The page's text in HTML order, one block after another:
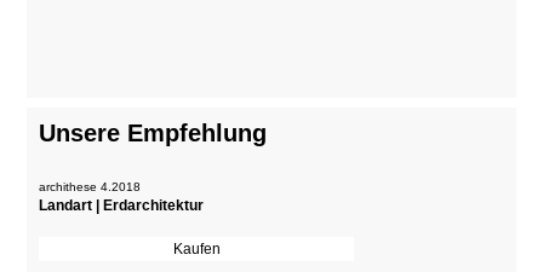
Unsere Empfehlung
archithese 4.2018
Landart | Erdarchitektur